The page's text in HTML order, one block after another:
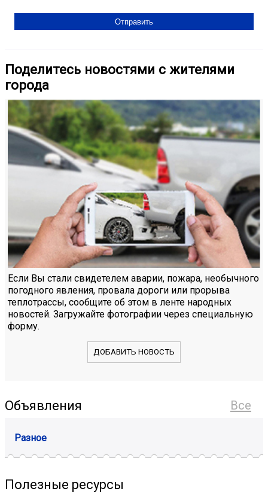
Поделитесь новостями с жителями
города
Если Вы стали свидетелем аварии, пожара, необычного
погодного явления, провала дороги или прорыва
теплотрассы, сообщите об этом в ленте народных
новостей. Загружайте фотографии через специальную
форму.
ДОБАВИТЬ НОВОСТЬ
Все
Объявления
Разное
Полезные ресурсы